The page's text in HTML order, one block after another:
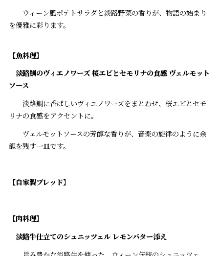
ウィーン風ポテトサラダと淡路野菜の香りが、物語の始まり
を優雅に彩ります。
【魚料理】
淡路鯛のヴィエノワーズ 桜エビとセモリナの食感 ヴェルモット
ソース
淡路鯛に香ばしいヴィエノワーズをまとわせ、桜エビとセモ
リナの食感をアクセントに。
ヴェルモットソースの芳醇な香りが、音楽の旋律のように余
韻を残す一皿です。
【自家製ブレッド】
【肉料理】
淡路牛仕立てのシュニッツェル レモンバター添え